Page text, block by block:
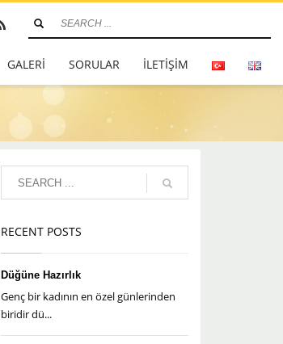
GALERİ SORULAR İLETİŞİM
RECENT POSTS
Düğüne Hazırlık
Genç bir kadının en özel günlerinden
biridir dü...